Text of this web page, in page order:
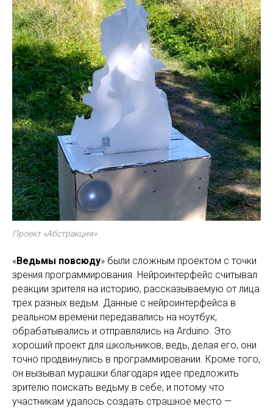
Проект «Абстракция»
«Ведьмы повсюду» были сложным проектом с точки
зрения программирования. Нейроинтерфейс считывал
реакции зрителя на историю, рассказываемую от лица
трех разных ведьм. Данные с нейроинтерфейса в
реальном времени передавались на ноутбук,
обрабатывались и отправлялись на Arduino. Это
хороший проект для школьников, ведь, делая его, они
точно продвинулись в программировании. Кроме того,
он вызывал мурашки благодаря идее предложить
зрителю поискать ведьму в себе, и потому что
участникам удалось создать страшное место —